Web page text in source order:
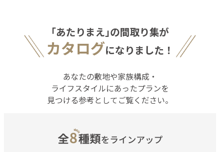
｢あたりまえ｣の間取り集が
カタログになりました！
あなたの敷地や家族構成・
ライフスタイルにあったプランを
見つける参考としてご覧ください。